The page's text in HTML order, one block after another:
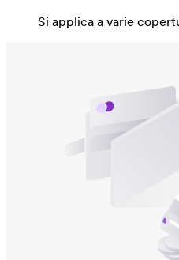
Si applica a varie